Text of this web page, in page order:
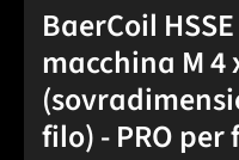
BaerCoil
macchina M 4
filo) - PRO